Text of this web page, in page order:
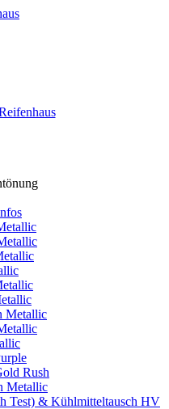
Metallic
Rush
Metallic
Test) & Kühlmitteltausch HV